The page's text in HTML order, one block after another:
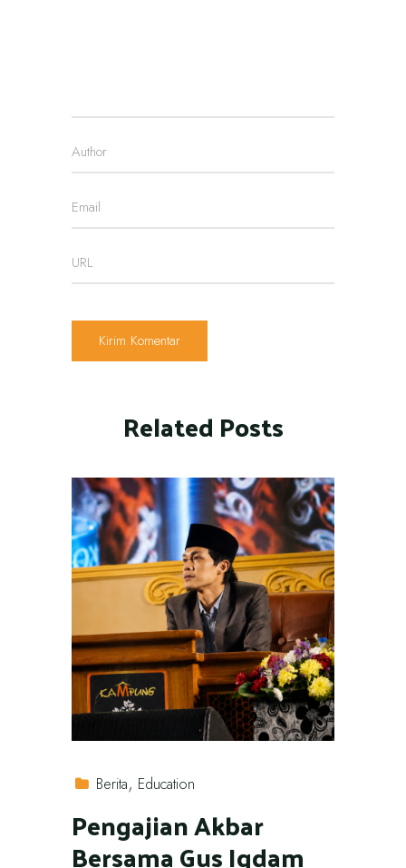
Related Posts
Berita Education
Pengajian Akbar
Bersama Gus Iqdam